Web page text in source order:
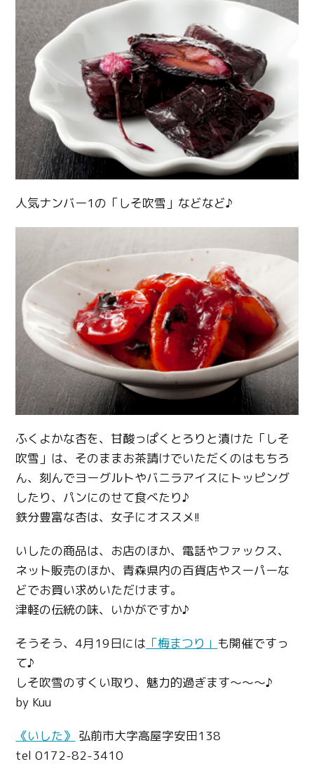
人気ナンバー1の「しそ吹雪」などなど♪
ふくよかな杏を、甘酸っぱくとろりと漬けた「しそ
吹雪」は、そのままお茶請けでいただくのはもちろ
ん、刻んでヨーグルトやバニラアイスにトッピング
したり、パンにのせて食べたり♪
鉄分豊富な杏は、女子にオススメ!!
いしたの商品は、お店のほか、電話やファックス、
ネット販売のほか、青森県内の百貨店やスーパーな
どでお買い求めいただけます。
津軽の伝統の味、いかがですか♪
そうそう、4月19日には 「梅まつり」 も開催ですっ
て♪
しそ吹雪のすくい取り、魅力的過ぎます～～～♪
by Kuu
《いした》 弘前市大字高屋字安田138
tel 0172-82-3410